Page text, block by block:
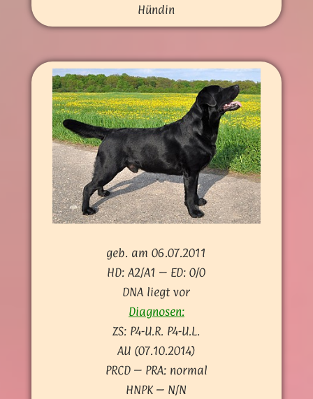
Hündin
geb. am 06.07.2011
HD: A2/A1 – ED: 0/0
DNA liegt vor
Diagnosen:
ZS: P4-U.R. P4-U.L.
AU (07.10.2014)
PRCD – PRA: normal
HNPK – N/N